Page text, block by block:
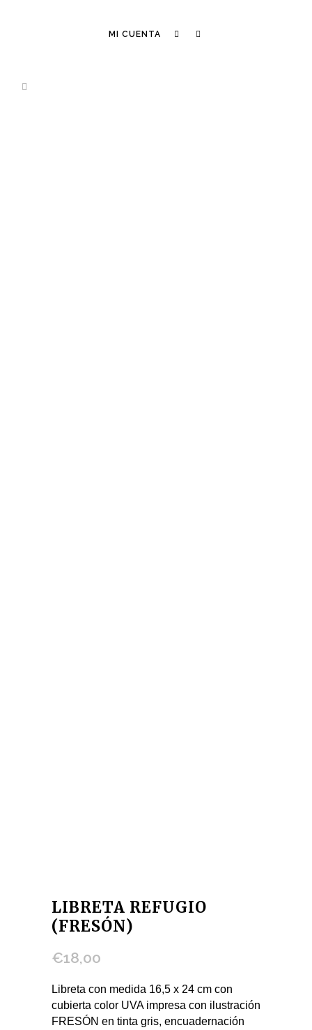
MI CUENTA
LIBRETA REFUGIO
(FRESÓN)
€18,00
Libreta con medida 16,5 x 24 cm con
cubierta color UVA impresa con ilustración
FRESÓN en tinta gris, encuadernación